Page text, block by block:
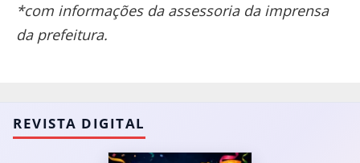
*com informações da assessoria da imprensa
da prefeitura.
REVISTA DIGITAL